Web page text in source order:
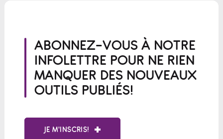
ABONNEZ-VOUS À NOTRE
INFOLETTRE POUR NE RIEN
MANQUER DES NOUVEAUX
OUTILS PUBLIÉS!
JE M'INSCRIS!